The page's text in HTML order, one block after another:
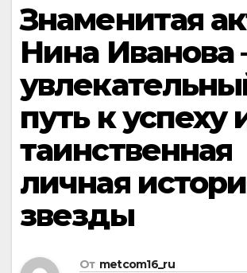
Знаменитая
Нина
путь к успеху
таинственная
личная
звезды
От metcom16_ru